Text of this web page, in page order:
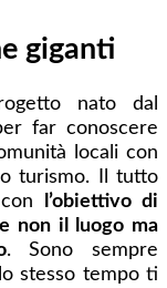
giganti
nato dal
far conoscere
locali con
turismo. Il tutto
l’obiettivo di
non il luogo ma
. Sono sempre
stesso tempo ti